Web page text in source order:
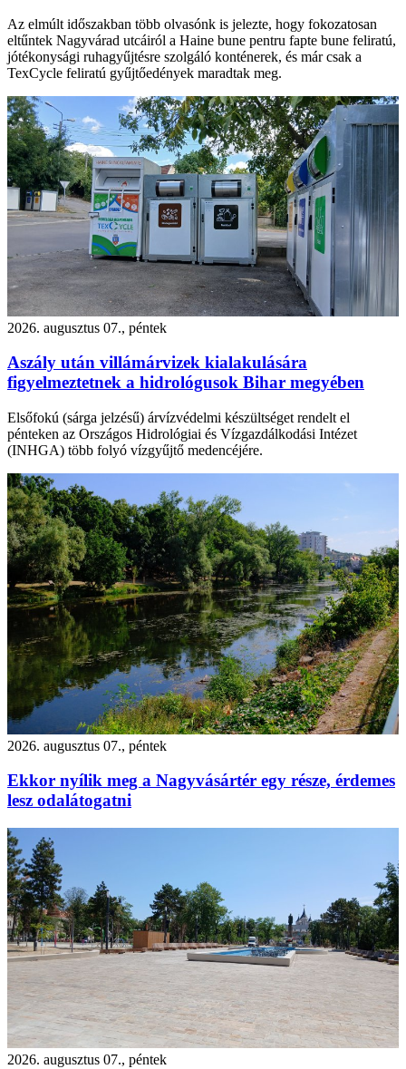
Az elmúlt időszakban több olvasónk is jelezte, hogy fokozatosan
eltűntek Nagyvárad utcáiról a Haine bune pentru fapte bune feliratú,
jótékonysági ruhagyűjtésre szolgáló konténerek, és már csak a
TexCycle feliratú gyűjtőedények maradtak meg.
2026. augusztus 07., péntek
Aszály után villámárvizek kialakulására
figyelmeztetnek a hidrológusok Bihar megyében
Elsőfokú (sárga jelzésű) árvízvédelmi készültséget rendelt el
pénteken az Országos Hidrológiai és Vízgazdálkodási Intézet
(INHGA) több folyó vízgyűjtő medencéjére.
2026. augusztus 07., péntek
Ekkor nyílik meg a Nagyvásártér egy része, érdemes
lesz odalátogatni
2026. augusztus 07., péntek